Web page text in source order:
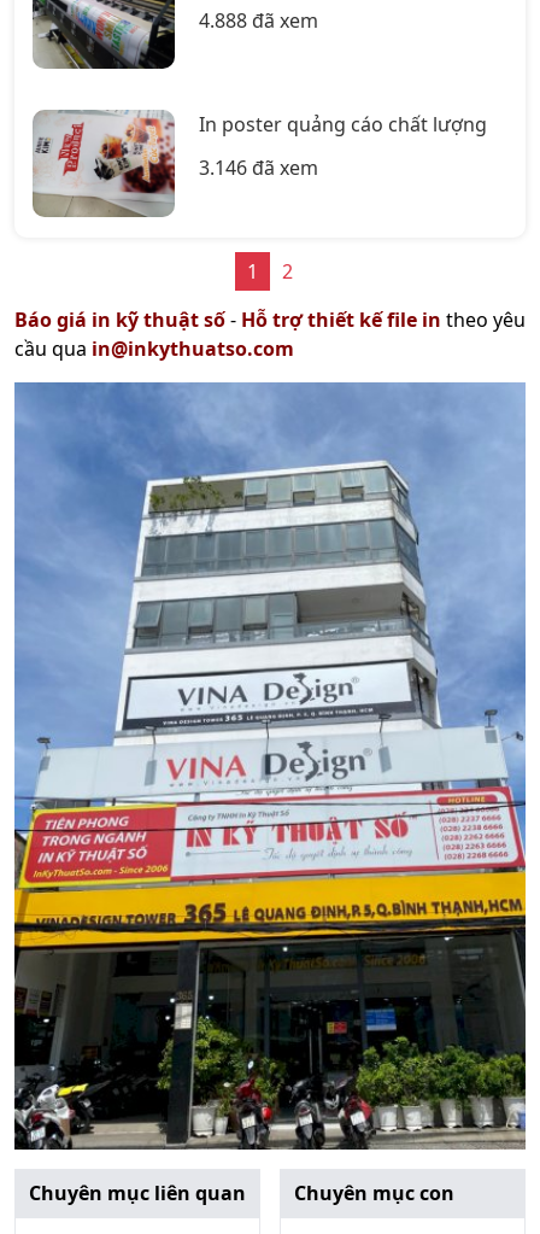
4.888 đã xem
In poster quảng cáo chất lượng
3.146 đã xem
1
2
Báo giá in kỹ thuật số- Hỗ trợ thiết kế file in theo yêu
cầu qua in@inkythuatso.com
Chuyên mục liên quan
Chuyên mục con